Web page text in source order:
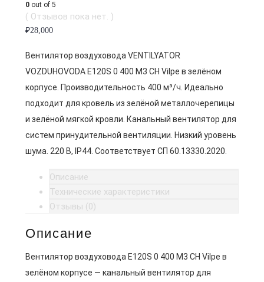
0 out of 5
( Отзывов пока нет. )
₽28,000
Вентилятор воздуховода VENTILYATOR
VOZDUHOVODA E120S 0 400 M3 CH Vilpe в зелёном
корпусе. Производительность 400 м³/ч. Идеально
подходит для кровель из зелёной металлочерепицы
и зелёной мягкой кровли. Канальный вентилятор для
систем принудительной вентиляции. Низкий уровень
шума. 220 В, IP44. Соответствует СП 60.13330.2020.
Описание
Технические характеристики
Отзывы (0)
Описание
Вентилятор воздуховода E120S 0 400 M3 CH Vilpe в
зелёном корпусе — канальный вентилятор для